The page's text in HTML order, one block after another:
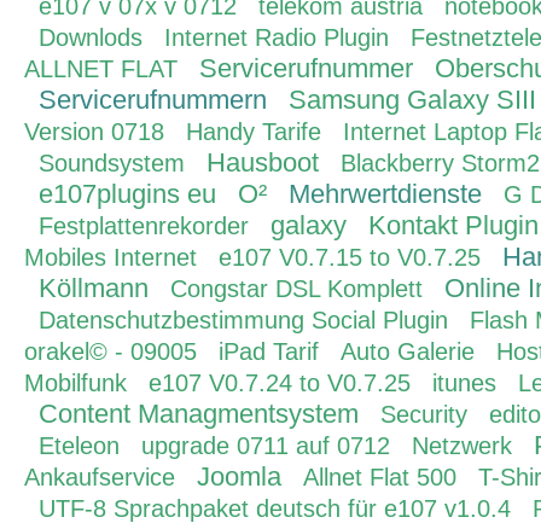
e107 v 07x v 0712
telekom austria
Downlods
Internet Radio Plugin
ALLNET FLAT
Servicerufnummer
Servicerufnummern
Samsung Galaxy SIII
Version 0718 Handy Tarife
Internet Laptop
Soundsystem
Hausboot Blackberry Storm2
e107plugins eu O² Mehrwertdienste
G
Festplattenrekorder
galaxy Kontakt Plugin
Mobiles Internet e107 V0.7.15 to V0.7.25
Köllmann
Congstar DSL Komplett Online
Datenschutzbestimmung Social Plugin
Flash
orakel© - 09005
iPad Tarif Auto Galerie
Mobilfunk
e107 V0.7.24 to V0.7.25 itunes
Content Managmentsystem Security
Eteleon
upgrade 0711 auf 0712 Netzwerk
Ankaufservice Joomla Allnet Flat 500
T-
UTF-8 Sprachpaket deutsch für e107 v1.0.4